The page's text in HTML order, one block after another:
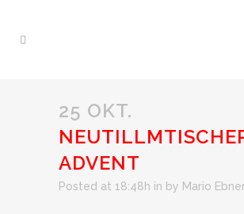
25 OKT.
ADVENT
Posted at 18:48h in by Mario